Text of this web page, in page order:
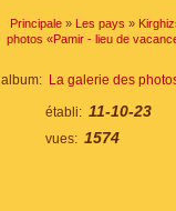
Principale » Les pays »
photos «Pamir - lieu de
album: La galerie des
établi: 11-10-23
vues: 1574